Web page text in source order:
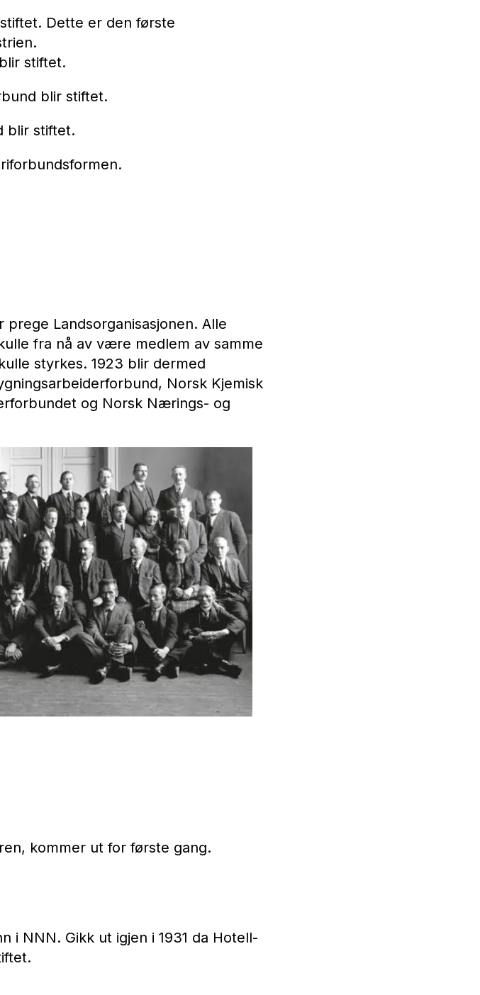
Dette er den første
stiftet.
blir stiftet.
blir stiftet.
Landsorganisasjonen. Alle
fra nå av være medlem av samme
styrkes. 1923 blir dermed
Norsk Kjemisk
og Norsk Nærings- og
kommer ut for første gang.
i NNN. Gikk ut igjen i 1931 da Hotell-